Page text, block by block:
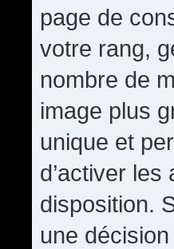
page de
votre rang,
nombre de
image plus
unique et
d’activer
disposition.
une